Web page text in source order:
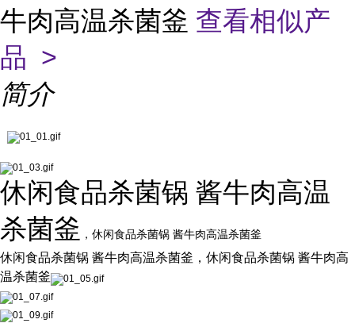
牛肉高温杀菌釜 查看相似产
品 >
简介
休闲食品杀菌锅 酱牛肉高温
杀菌釜 ，休闲食品杀菌锅 酱牛肉高温杀菌釜
休闲食品杀菌锅 酱牛肉高温杀菌釜，休闲食品杀菌锅 酱牛肉高
温杀菌釜